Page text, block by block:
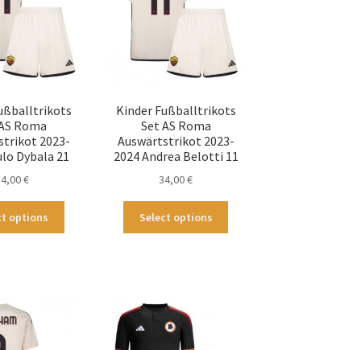
auf
der
Produktseite
auf
der
Produktseite
Roma
2023-
Dybala 21
€
options
Kinder Fußballtrikots
Set AS Roma
Auswärtstrikot 2023-
2024 Andrea Belotti 11
34,00€
Select options